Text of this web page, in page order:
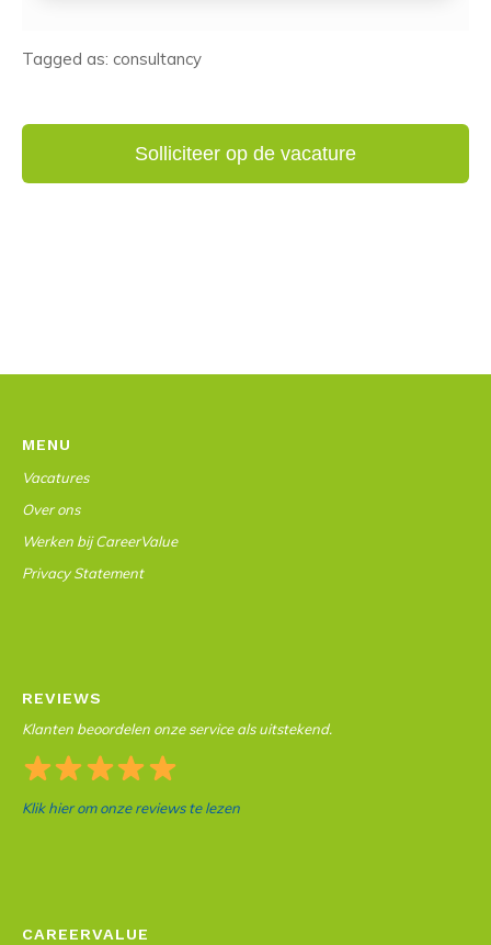
Tagged as: consultancy
MENU
Vacatures
Over ons
Werken bij CareerValue
Privacy Statement
REVIEWS
Klanten beoordelen onze service als uitstekend.
Klik hier om onze reviews te lezen
CAREERVALUE